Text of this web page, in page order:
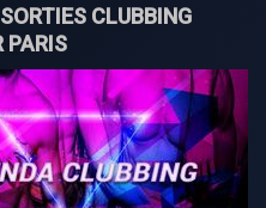
CLUBBING
PARIS